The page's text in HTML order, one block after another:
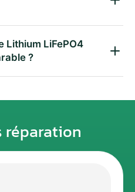
Lithium LiFePO4
?
réparation